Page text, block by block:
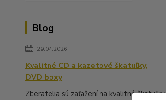
Blog
29.04.2026
Kvalitné CD a kazetové škatuľky,
DVD boxy
Zberatelia sú zaťažení na kvalitné škatuľky,